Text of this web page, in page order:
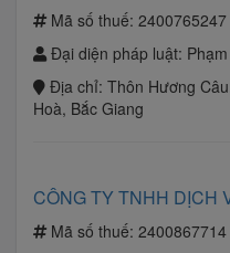
Mã số thuế: 2400765247
Đại diện pháp luật:
Địa chỉ: Thôn Hương
Hoà, Bắc Giang
CÔNG TY TNHH DỊCH
Mã số thuế: 2400867714